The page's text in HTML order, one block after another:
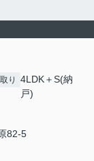
り
4LDK＋S(納
戸)
82-5